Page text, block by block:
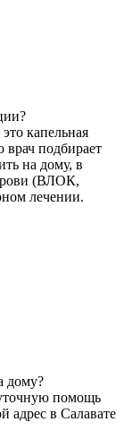
капельная
врач подбирает
на дому, в
(ВЛОК,
лечении.
дому?
помощь
адрес в Салавате